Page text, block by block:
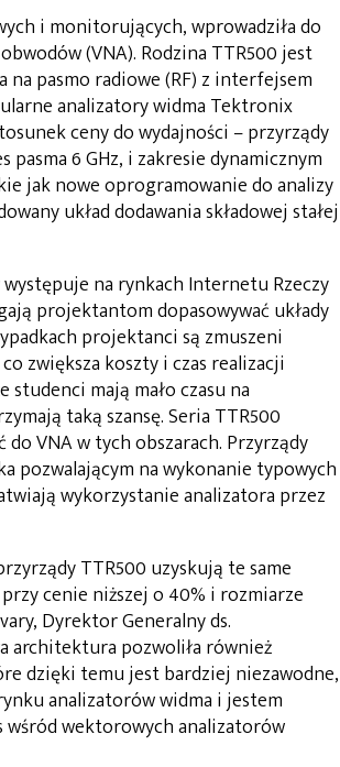
i monitorujących, wprowadziła do
(VNA). Rodzina TTR500 jest
pasmo radiowe (RF) z interfejsem
analizatory widma Tektronix
ceny do wydajności – przyrządy
6 GHz, i zakresie dynamicznym
jak nowe oprogramowanie do analizy
układ dodawania składowej stałej
na rynkach Internetu Rzeczy
projektantom dopasowywać układy
projektanci są zmuszeni
zwiększa koszty i czas realizacji
mają mało czasu na
taką szansę. Seria TTR500
VNA w tych obszarach. Przyrządy
pozwalającym na wykonanie typowych
wykorzystanie analizatora przez
TTR500 uzyskują te same
cenie niższej o 40% i rozmiarze
Dyrektor Generalny ds.
architektura pozwoliła również
dzięki temu jest bardziej niezawodne,
analizatorów widma i jestem
wśród wektorowych analizatorów